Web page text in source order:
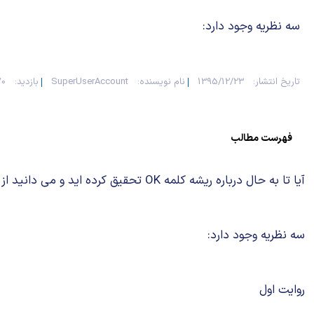
سه نظریه وجود دارد:
تاریخ انتشار: 1395/12/23 نام نویسنده: SuperUserAccount بازدید:
فهرست مطالب
آیا تا به حال درباره ریشه کلمه OK تحقیق کرده اید و می دانید از کجا وارد زبان انگلیسی شد ؟
سه نظریه وجود دارد:
روایت اول